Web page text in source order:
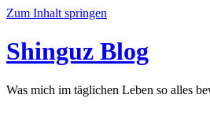
Zum Inhalt springen
Shinguz Blog
Was mich im täglichen Leben so alles